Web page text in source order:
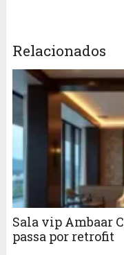
Relacionados
Sala vip Ambaar
passa por retrofit